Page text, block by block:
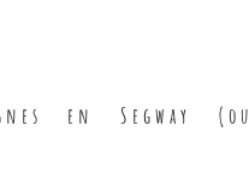
en Segway (ou